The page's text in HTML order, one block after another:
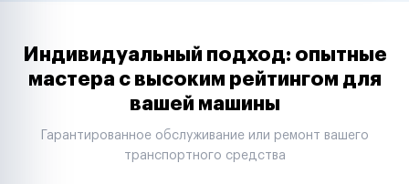
Таксопарки
Автодилеры
Строительные компании
Аренда спецтехники
Индивидуальный подход: опытные
мастера с высоким рейтингом для
вашей машины
Гарантированное обслуживание или ремонт вашего
транспортного средства